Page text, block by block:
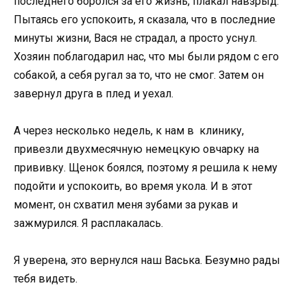
Пытаясь его успокоить, я сказала, что в последние
минуты жизни, Вася не страдал, а просто уснул.
Хозяин поблагодарил нас, что мы были рядом с его
собакой, а себя ругал за то, что не смог. Затем он
завернул друга в плед и уехал.
А через несколько недель, к нам в клинику,
привезли двухмесячную немецкую овчарку на
прививку. Щенок боялся, поэтому я решила к нему
подойти и успокоить, во время укола. И в этот
момент, он схватил меня зубами за рукав и
зажмурился. Я расплакалась.
Я уверена, это вернулся наш Васька. Безумно рады
тебя видеть.